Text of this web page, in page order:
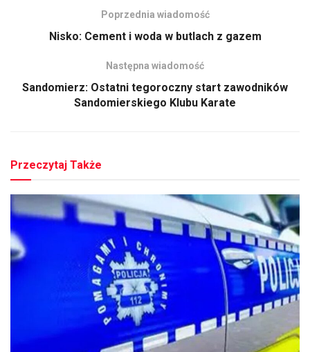
Poprzednia wiadomość
Nisko: Cement i woda w butlach z gazem
Następna wiadomość
Sandomierz: Ostatni tegoroczny start zawodników
Sandomierskiego Klubu Karate
Przeczytaj Także